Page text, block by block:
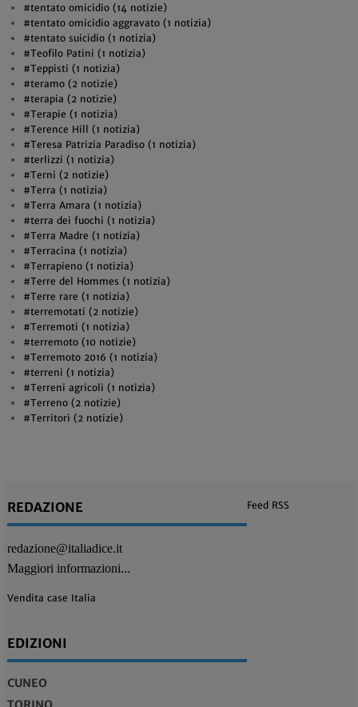
#tentato omicidio (14 notizie)
#tentato omicidio aggravato (1 notizia)
#tentato suicidio (1 notizia)
#Teofilo Patini (1 notizia)
#Teppisti (1 notizia)
#teramo (2 notizie)
#terapia (2 notizie)
#Terapie (1 notizia)
#Terence Hill (1 notizia)
#Teresa Patrizia Paradiso (1 notizia)
#terlizzi (1 notizia)
#Terni (2 notizie)
#Terra (1 notizia)
#Terra Amara (1 notizia)
#terra dei fuochi (1 notizia)
#Terra Madre (1 notizia)
#Terracina (1 notizia)
#Terrapieno (1 notizia)
#Terre del Hommes (1 notizia)
#Terre rare (1 notizia)
#terremotati (2 notizie)
#Terremoti (1 notizia)
#terremoto (10 notizie)
#Terremoto 2016 (1 notizia)
#terreni (1 notizia)
#Terreni agricoli (1 notizia)
#Terreno (2 notizie)
#Territori (2 notizie)
REDAZIONE
redazione@italiadice.it
Maggiori informazioni...
Vendita case Italia
EDIZIONI
CUNEO
Feed RSS